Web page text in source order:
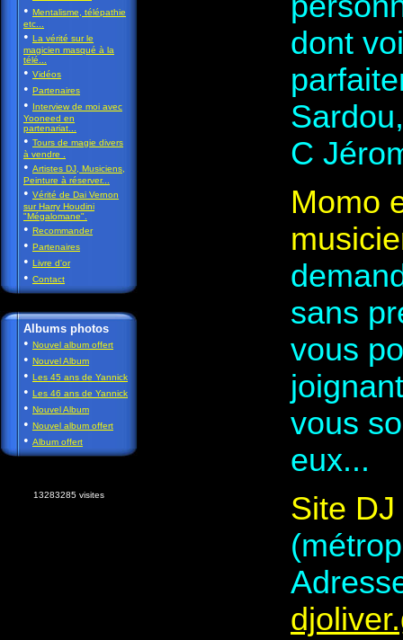
• Mentalisme, télépathie
etc...
• La vérité sur le
magicien masqué à la
télé...
• Vidéos
• Partenaires
• Interview de moi avec
Yooneed en
partenariat...
• Tours de magie divers
à vendre .
• Artistes DJ, Musiciens,
Peinture à réserver...
• Vérité de Dai Vernon
sur Harry Houdini
"Mégalomane".
• Recommander
• Partenaires
• Livre d'or
• Contact
Albums photos
• Nouvel album offert
• Nouvel Album
• Les 45 ans de Yannick
• Les 46 ans de Yannick
• Nouvel Album
• Nouvel album offert
• Album offert
13283285 visites
dont
C
Momo
sans
vous
vous
eux...
Site